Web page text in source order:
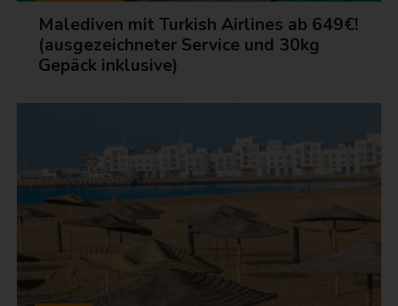
Malediven mit Turkish Airlines ab 649€!
(ausgezeichneter Service und 30kg
Gepäck inklusive)